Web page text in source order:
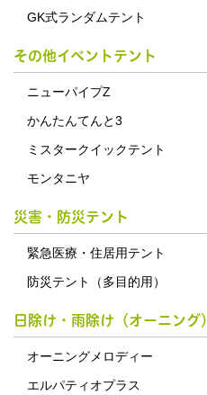
GK式ランダムテント
その他イベントテント
ニューパイプZ
かんたんてんと3
ミスタークイックテント
モンタニヤ
災害・防災テント
緊急医療・住居用テント
防災テント（多目的用）
日除け・雨除け（オーニング）
オーニングメロディー
エルパティオプラス